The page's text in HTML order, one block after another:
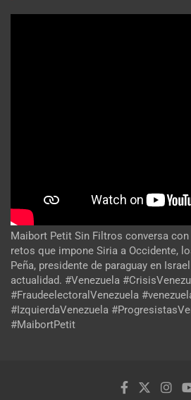
Maibort Petit Sin Filtros conversa
retos que impone Siria a Occidente,
Peña, presidente de paraguay en
actualidad. #Venezuela
#FraudeelectoralVenezuela
#IzquierdaVenezuela
#MaibortPetit